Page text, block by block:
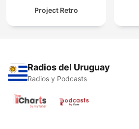
Project Retro
Radios del Uruguay
Radios y Podcasts